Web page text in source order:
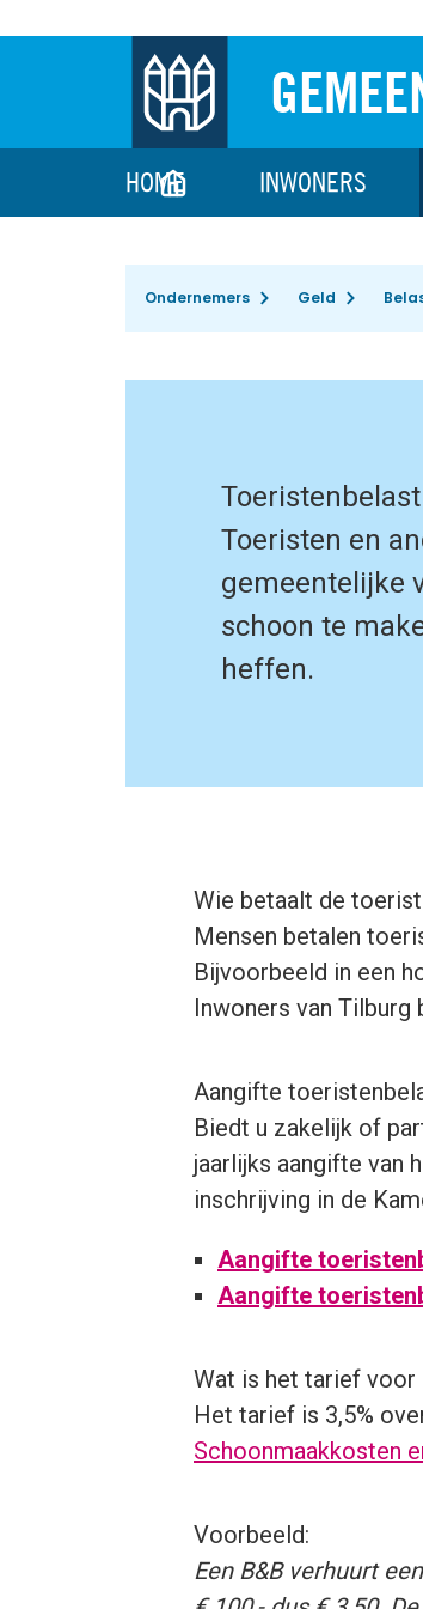
HOME INWONERS
Ondernemers Geld
Toeristen en
gemeentelijke
schoon te
heffen.
Wie betaalt de
Mensen betalen
Bijvoorbeeld in een
Inwoners van
Aangifte
Biedt u zakelijk of
jaarlijks aangifte van
inschrijving in de
Aangifte
Aangifte
Wat is het tarief
Het tarief is 3,5%
Schoonmaakkosten
Voorbeeld:
Een B&B verhuurt